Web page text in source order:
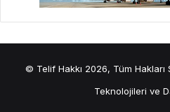
© Telif Hakkı 2026, Tüm Hakları
Teknolojileri ve